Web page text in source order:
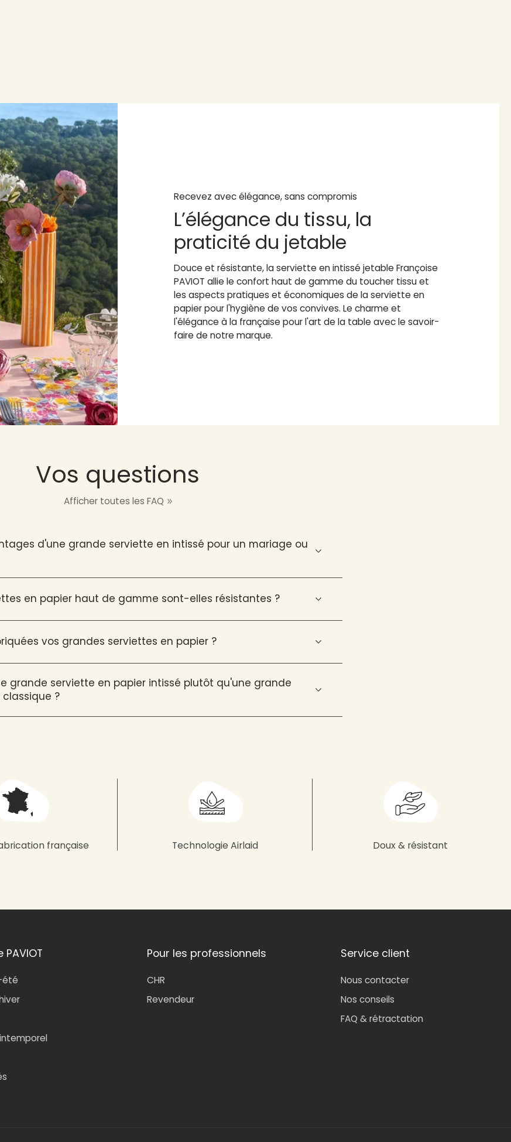
Recevez avec élégance, sans compromis
L’élégance du tissu, la
praticité du jetable
Douce et résistante, la serviette en intissé jetable Françoise
PAVIOT allie le confort haut de gamme du toucher tissu et
les aspects pratiques et économiques de la serviette en
papier pour l'hygiène de vos convives. Le charme et
l'élégance à la française pour l'art de la table avec le savoir-
faire de notre marque.
Vos questions
Afficher toutes les FAQ
d'une grande serviette en intissé pour un mariage ou
en papier haut de gamme sont-elles résistantes ?
vos grandes serviettes en papier ?
grande serviette en papier intissé plutôt qu'une grande
?
française Technologie Airlaid Doux & résistant
été
Pour les professionnels
CHR
Revendeur
Service client
Nous contacter
Nos conseils
FAQ & rétractation